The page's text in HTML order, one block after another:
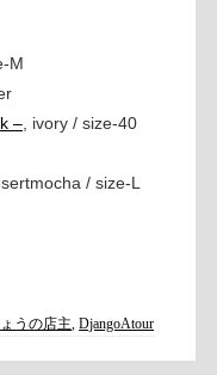
M
–, ivory / size-40
/ size-L
うの店主 ,DjangoAtour